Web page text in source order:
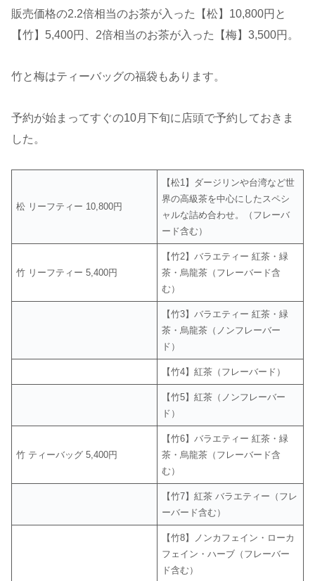
販売価格の2.2倍相当のお茶が入った【松】10,800円と
【竹】5,400円、2倍相当のお茶が入った【梅】3,500円。
竹と梅はティーバッグの福袋もあります。
予約が始まってすぐの10月下旬に店頭で予約しておきま
した。
松 リーフティー 10,800円
【松1】ダージリンや台湾など世
界の高級茶を中心にしたスペシ
ャルな詰め合わせ。（フレーバ
ード含む）
竹 リーフティー 5,400円
【竹2】バラエティー 紅茶・緑
茶・烏龍茶（フレーバード含
む）
【竹3】バラエティー 紅茶・緑
茶・烏龍茶（ノンフレーバー
ド）
【竹4】紅茶（フレーバード）
【竹5】紅茶（ノンフレーバー
ド）
竹 ティーバッグ 5,400円
【竹6】バラエティー 紅茶・緑
茶・烏龍茶（フレーバード含
む）
【竹7】紅茶 バラエティー（フレ
ーバード含む）
【竹8】ノンカフェイン・ローカ
フェイン・ハーブ（フレーバー
ド含む）